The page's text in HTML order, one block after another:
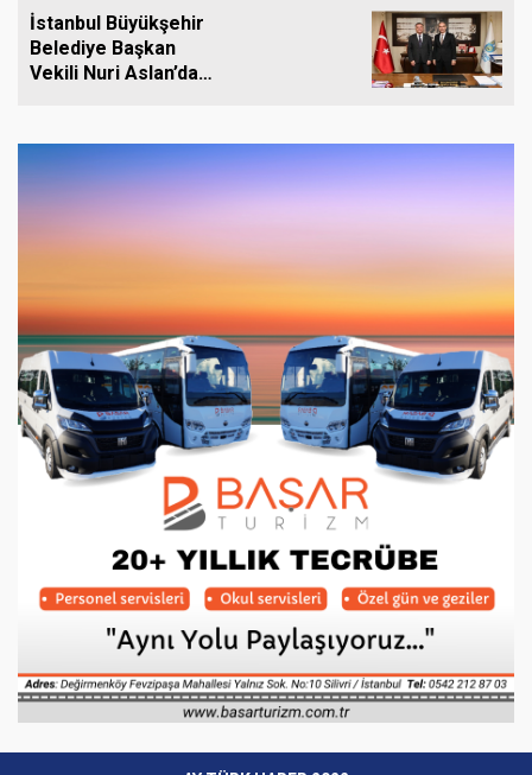
İstanbul Büyükşehir
Belediye Başkan
Vekili Nuri Aslan’dan